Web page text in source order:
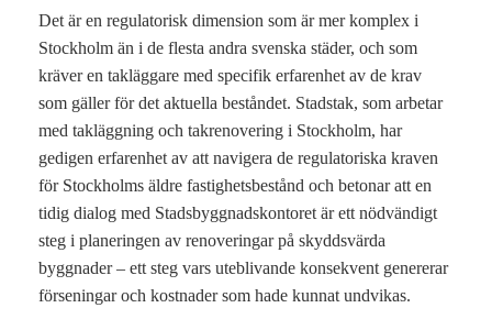
Det är en regulatorisk dimension som är mer komplex i
Stockholm än i de flesta andra svenska städer, och som
kräver en takläggare med specifik erfarenhet av de krav
som gäller för det aktuella beståndet. Stadstak, som arbetar
med takläggning och takrenovering i Stockholm, har
gedigen erfarenhet av att navigera de regulatoriska kraven
för Stockholms äldre fastighetsbestånd och betonar att en
tidig dialog med Stadsbyggnadskontoret är ett nödvändigt
steg i planeringen av renoveringar på skyddsvärda
byggnader – ett steg vars uteblivande konsekvent genererar
förseningar och kostnader som hade kunnat undvikas.